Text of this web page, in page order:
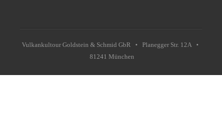
Vulkankultour Goldstein & Schmid GbR • Planegger Str. 12A •
81241 München